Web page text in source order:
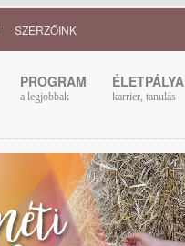
SZERZŐINK
PROGRAM
a legjobbak
ÉLETPÁLYA
karrier, tanulás